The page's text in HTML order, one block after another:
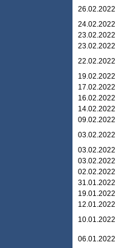
26.02.2022
24.02.2022
23.02.2022
23.02.2022
22.02.2022
19.02.2022
17.02.2022
16.02.2022
14.02.2022
09.02.2022
03.02.2022
03.02.2022
03.02.2022
02.02.2022
31.01.2022
19.01.2022
12.01.2022
10.01.2022
06.01.2022